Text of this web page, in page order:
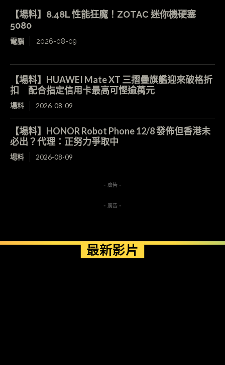
【場料】8.48L 性能狂魔！ZOTAC 迷你機硬塞
5080
電腦 2026-08-09
【場料】HUAWEI Mate XT 三摺疊旗艦迎來破格折
扣 配合指定信用卡最高可慳逾萬元
場料 2026-08-09
【場料】HONOR Robot Phone 12/8 發佈但香港未
必出？代理：正努力爭取中
場料 2026-08-09
- 廣告 -
- 廣告 -
最新影片